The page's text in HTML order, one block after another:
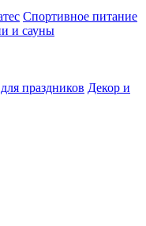
Спортивное питание
и сауны
праздников Декор и